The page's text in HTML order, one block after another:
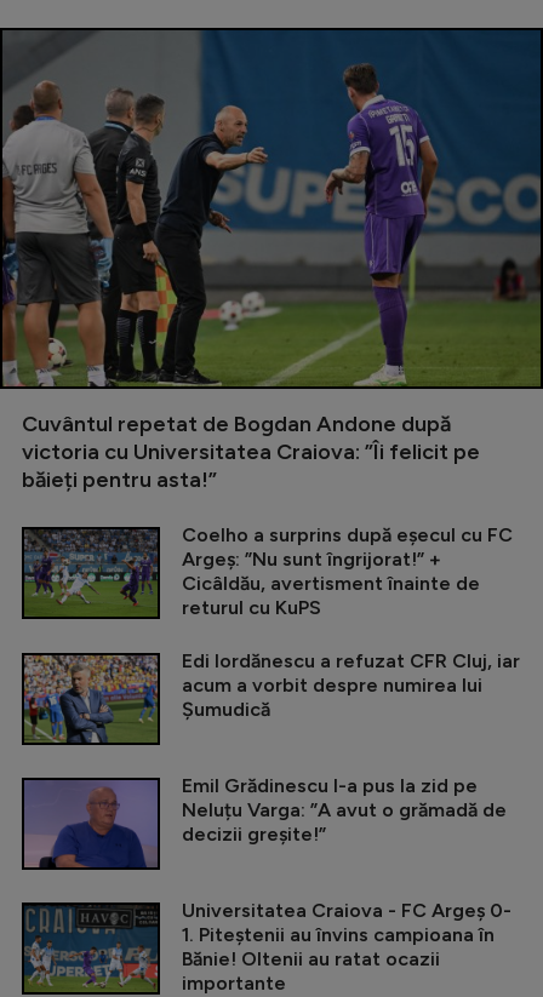
Cuvântul repetat de Bogdan Andone după
victoria cu Universitatea Craiova: ”Îi felicit pe
băieți pentru asta!”
Coelho a surprins după eșecul cu FC
Argeș: ”Nu sunt îngrijorat!” +
Cicâldău, avertisment înainte de
returul cu KuPS
Edi Iordănescu a refuzat CFR Cluj, iar
acum a vorbit despre numirea lui
Șumudică
Emil Grădinescu l-a pus la zid pe
Neluțu Varga: ”A avut o grămadă de
decizii greșite!”
Universitatea Craiova - FC Argeș 0-
1. Piteștenii au învins campioana în
Bănie! Oltenii au ratat ocazii
importante